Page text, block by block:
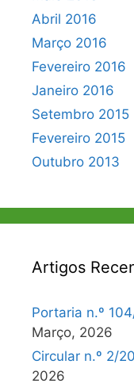
Abril 2016
Março 2016
Fevereiro 2016
Janeiro 2016
Setembro 2015
Fevereiro 2015
Outubro 2013
Artigos
Portaria n.º
Março, 2026
Circular n.º 2/
2026